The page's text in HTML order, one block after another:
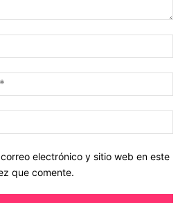
electrónico y sitio web en este
que comente.